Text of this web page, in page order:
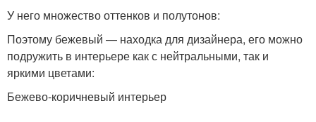
У него множество оттенков и полутонов:
Поэтому бежевый — находка для дизайнера, его можно
подружить в интерьере как с нейтральными, так и
яркими цветами:
Бежево-коричневый интерьер